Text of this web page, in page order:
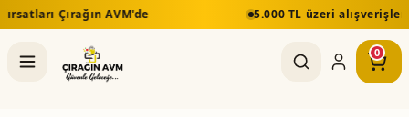
5.000 TL üzeri alışverişlerde ücretsiz kargo ve
0